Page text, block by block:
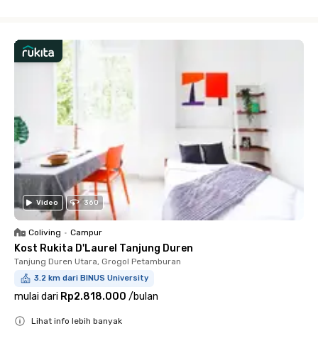
Video 360
Coliving • Campur
Kost Rukita D'Laurel Tanjung Duren
Tanjung Duren Utara, Grogol Petamburan
3.2 km dari BINUS University
mulai dari Rp2.818.000 /bulan
Lihat info lebih banyak